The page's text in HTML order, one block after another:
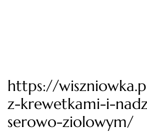
https://
z-krewetkami-i-
serowo-ziolowym/